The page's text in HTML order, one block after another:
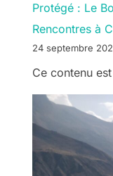
Protégé : Le
Rencontres à
24 septembre
Ce contenu